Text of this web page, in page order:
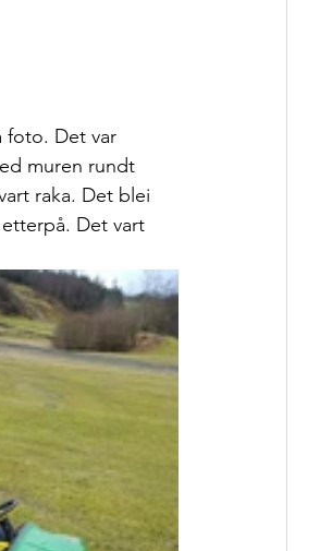
foto. Det var
muren rundt
raka. Det blei
Det vart